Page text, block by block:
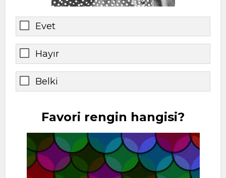
Evet
Hayır
Belki
Favori rengin hangisi?